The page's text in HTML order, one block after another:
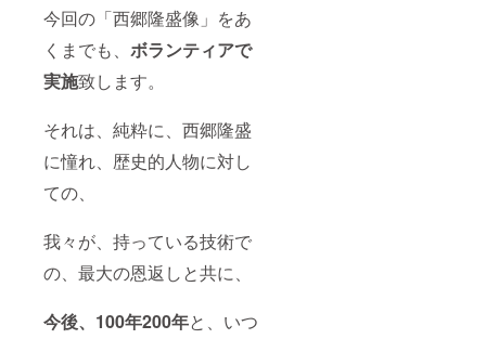
今回の「西郷隆盛像」をあ
くまでも、 ボランティアで
実施致します。
それは、純粋に、西郷隆盛
に憧れ、歴史的人物に対し
ての、
我々が、持っている技術で
の、最大の恩返しと共に、
今後、100年200年と、いつ